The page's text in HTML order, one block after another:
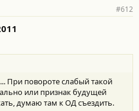
#612
При повороте слабый такой
или признак будущей
думаю там к ОД съездить.